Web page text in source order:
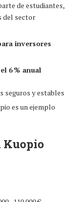
de estudiantes,
del sector
inversores
6 % anual
seguros y estables
es un ejemplo
Kuopio